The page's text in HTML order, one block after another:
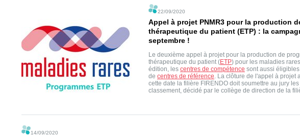
22/09/2020
Appel à projet PNMR3 pour la production
thérapeutique du patient (ETP) : la
septembre !
Le deuxième appel à projet pour la production de
thérapeutique du patient (ETP) pour les maladies
édition, les centres de compétence sont aussi
de centres de référence. La clôture de l'appel à projet
cette date la filière FIRENDO doit soumettre au jury
classement, décidé par le collège de direction de la
14/09/2020